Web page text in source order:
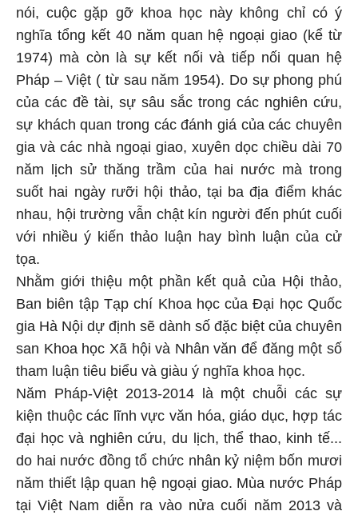
nói, cuộc gặp gỡ khoa học này không chỉ có ý
nghĩa tổng kết 40 năm quan hệ ngoại giao (kể từ
1974) mà còn là sự kết nối và tiếp nối quan hệ
Pháp – Việt ( từ sau năm 1954). Do sự phong phú
của các đề tài, sự sâu sắc trong các nghiên cứu,
sự khách quan trong các đánh giá của các chuyên
gia và các nhà ngoại giao, xuyên dọc chiều dài 70
năm lịch sử thăng trầm của hai nước mà trong
suốt hai ngày rưỡi hội thảo, tại ba địa điểm khác
nhau, hội trường vẫn chật kín người đến phút cuối
với nhiều ý kiến thảo luận hay bình luận của cử
tọa.
Nhằm giới thiệu một phần kết quả của Hội thảo,
Ban biên tập Tạp chí Khoa học của Đại học Quốc
gia Hà Nội dự định sẽ dành số đặc biệt của chuyên
san Khoa học Xã hội và Nhân văn để đăng một số
tham luận tiêu biểu và giàu ý nghĩa khoa học.
Năm Pháp-Việt 2013-2014 là một chuỗi các sự
kiện thuộc các lĩnh vực văn hóa, giáo dục, hợp tác
đại học và nghiên cứu, du lịch, thể thao, kinh tế...
do hai nước đồng tổ chức nhân kỷ niệm bốn mươi
năm thiết lập quan hệ ngoại giao. Mùa nước Pháp
tại Việt Nam diễn ra vào nửa cuối năm 2013 và